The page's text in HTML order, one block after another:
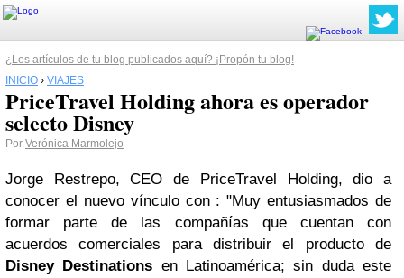
¿Los artículos de tu blog publicados aquí? ¡Propón tu blog!
INICIO › VIAJES
PriceTravel Holding ahora es operador
selecto Disney
Por Verónica Marmolejo
Jorge Restrepo, CEO de PriceTravel Holding, dio a
conocer el nuevo vínculo con : "Muy entusiasmados de
formar parte de las compañías que cuentan con
acuerdos comerciales para distribuir el producto de
Disney Destinations en Latinoamérica; sin duda este